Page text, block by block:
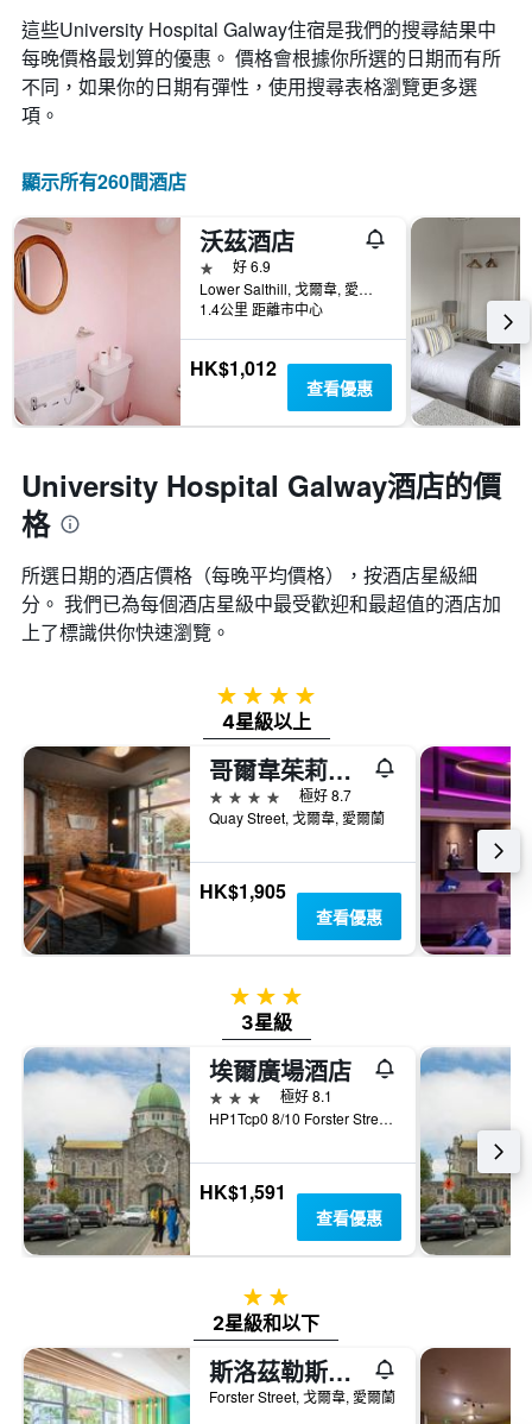
這些University Hospital Galway​住宿是我們的搜尋結果中
每晚價格最划算的優惠。 價格會根據你所選的日期而有所
不同，如果你的日期有彈性，使用搜尋表格瀏覽更多選
項。
顯示所有260間酒店
沃茲酒店
1星級好 6.9
Lower Salthill, 戈爾韋, 愛爾蘭
1.4公里 距離市中心
HK$1,012
查看優惠
University Hospital Galway酒店的價
格
所選日期的酒店價格（每晚平均價格），按酒店星級細
分。 我們已為每個酒店星級中最受歡迎和最超值的酒店加
上了標識供你快速瀏覽。
4星級
4星級以上
哥爾韋茱莉斯酒店 - 高威
4星級
極好 8.7
Quay Street, 戈爾韋, 愛爾蘭
HK$1,905
查看優惠
3星級
3星級
埃爾廣場酒店
3星級
極好 8.1
HP1Tcp0 8/10 Forster Street, Eyre Square, Galway, Ireland, 戈爾韋, 愛爾蘭
HK$1,591
查看優惠
2星級
2星級和以下
斯洛茲勒斯觀光青年旅舍 - 高威
Forster Street, 戈爾韋, 愛爾蘭